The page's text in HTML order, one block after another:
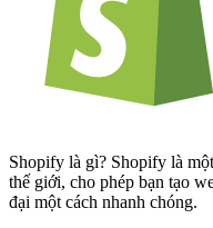
Shopify là gì? Shopify là
thế giới, cho phép bạn tạo
đại một cách nhanh chóng.